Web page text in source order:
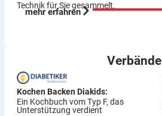
Technik für Sie gesammelt.
mehr erfahren
Verbände
Kochen Backen Diakids:
Ein Kochbuch vom Typ F, das
Unterstützung verdient